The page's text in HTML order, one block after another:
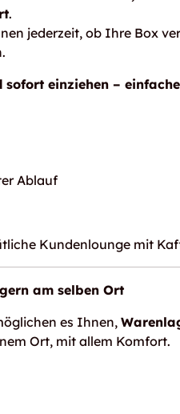
.
jederzeit, ob Ihre Box
einziehen –
Ablauf
Kundenlounge mit
am selben Ort
es Ihnen,
Ort, mit allem Komfort.